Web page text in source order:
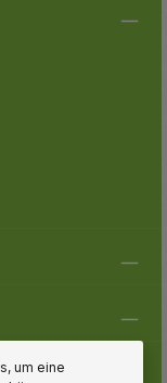
um eine